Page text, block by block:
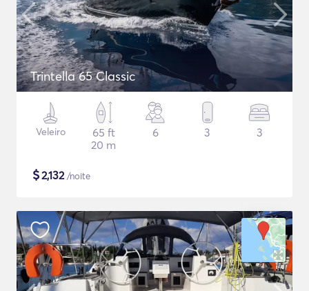
Trintella 65 Classic
Veleiro
65 ft
20 m
6 3 3
$2,132/noite